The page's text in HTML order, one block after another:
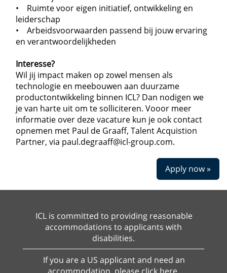
• Ruimte voor eigen initiatief, ontwikkeling en
leiderschap
• Arbeidsvoorwaarden passend bij jouw ervaring
en verantwoordelijkheden
Interesse?
Wil jij impact maken op zowel mensen als
technologie en meebouwen aan duurzame
productontwikkeling binnen ICL? Dan nodigen we
je van harte uit om te solliciteren. Vooor meer
informatie over deze vacature kun je ook contact
opnemen met Paul de Graaff, Talent Acquistion
Partner, via paul.degraaff@icl-group.com.
Apply now »
ICL is committed to providing reasonable
accommodations to applicants with
disabilities.
If you are a US applicant and need an